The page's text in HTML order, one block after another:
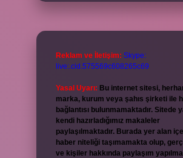
Reklam ve İletişim: Skype:
live:.cid.575569c608265c69
Yasal Uyarı: Bu internet sitesi,
marka, kurum veya şahıs şirketi ile
bağlantısı bulunmamaktadır. Sitede
kendi hazırladığımız makaleler
paylaşılmaktadır. Burada yer alan
haber niteliği taşımamakta olup,
ve kişiler hakkında paylaşım